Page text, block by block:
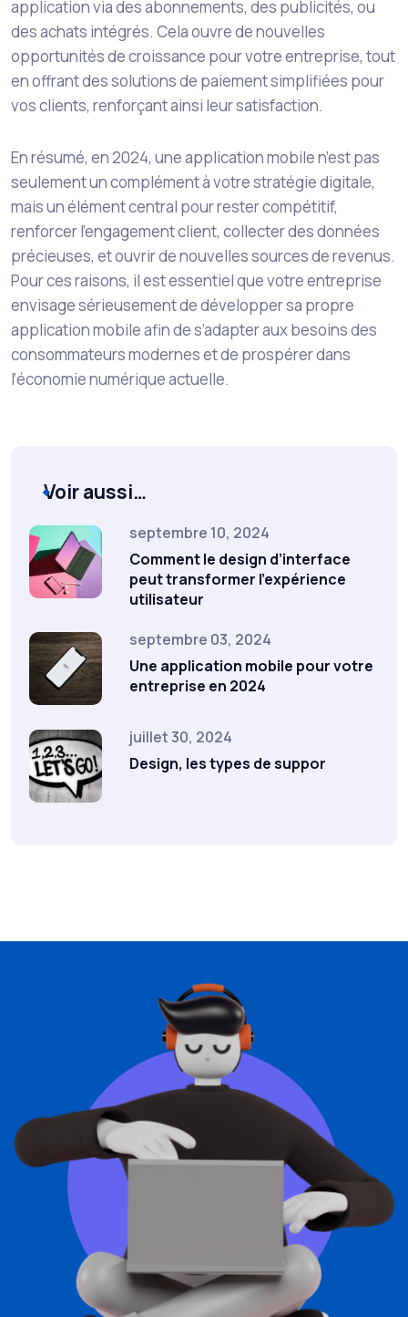
application via des abonnements, des publicités, ou
des achats intégrés. Cela ouvre de nouvelles
opportunités de croissance pour votre entreprise, tout
en offrant des solutions de paiement simplifiées pour
vos clients, renforçant ainsi leur satisfaction.
En résumé, en 2024, une application mobile n’est pas
seulement un complément à votre stratégie digitale,
mais un élément central pour rester compétitif,
renforcer l’engagement client, collecter des données
précieuses, et ouvrir de nouvelles sources de revenus.
Pour ces raisons, il est essentiel que votre entreprise
envisage sérieusement de développer sa propre
application mobile afin de s’adapter aux besoins des
consommateurs modernes et de prospérer dans
l’économie numérique actuelle.
Voir aussi…
septembre 10, 2024
Comment le design d’interface
peut transformer l’expérience
utilisateur
septembre 03, 2024
Une application mobile pour votre
entreprise en 2024
juillet 30, 2024
Design, les types de suppor